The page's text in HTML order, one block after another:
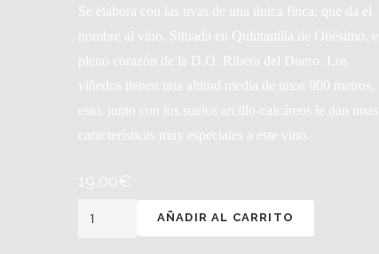
Se elabora con las uvas de una única finca, que da el
nombre al vino. Situada en Quintanilla de Onésimo, en
pleno corazón de la D.O. Ribera del Duero. Los
viñedos tienen una altitud media de unos 900 metros,
esto, junto con los suelos arcillo-calcáreos le dan unas
características muy especiales a este vino.
19,00€
La
AÑADIR AL CARRITO